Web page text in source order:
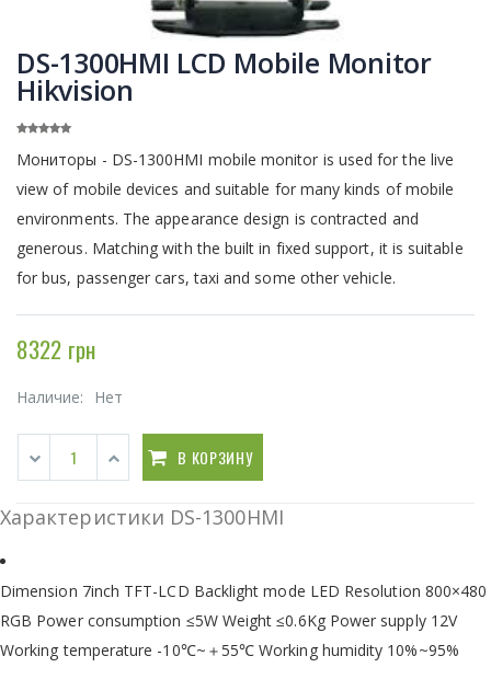
DS-1300HMI LCD Mobile Monitor
Hikvision
Мониторы - DS-1300HMI mobile monitor is used for the live
view of mobile devices and suitable for many kinds of mobile
environments. The appearance design is contracted and
generous. Matching with the built in fixed support, it is suitable
for bus, passenger cars, taxi and some other vehicle.
8322 грн
Наличие: Нет
В КОРЗИНУ
Характеристики DS-1300HMI
Dimension 7inch TFT-LCD Backlight mode LED Resolution 800×480
RGB Power consumption ≤5W Weight ≤0.6Kg Power supply 12V
Working temperature -10℃~＋55℃ Working humidity 10%~95%